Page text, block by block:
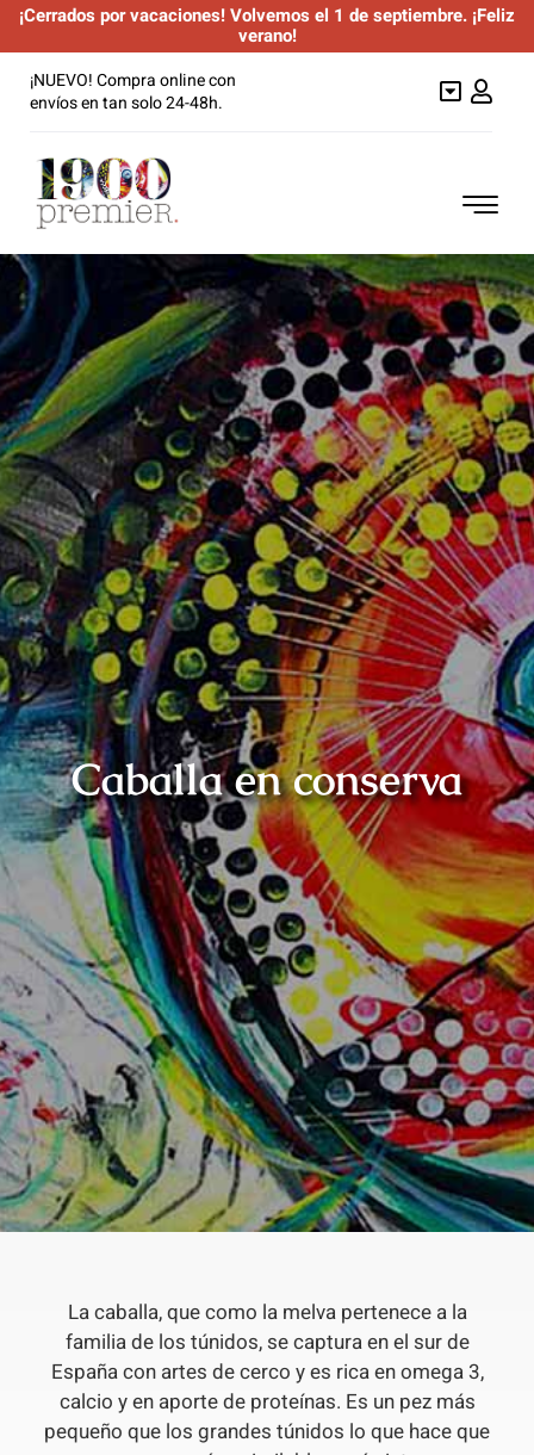
¡Cerrados por vacaciones! Volvemos el 1 de septiembre. ¡Feliz
verano!
Saltar¡NUEVO! Compra online con
envíos en tan solo 24-48h.
Anchoas
Semiconservas
Túnidos
Mariscos
Sardinillas y otros
Promociones
Ayuda y contacto
Caballa en conserva
La caballa, que como la melva pertenece a la
familia de los túnidos, se captura en el sur de
España con artes de cerco y es rica en omega 3,
calcio y en aporte de proteínas. Es un pez más
pequeño que los grandes túnidos lo que hace que